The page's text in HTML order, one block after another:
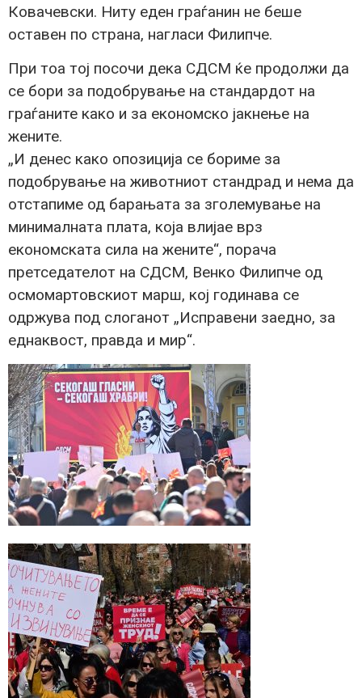
Ковачевски. Ниту еден граѓанин не беше
оставен по страна, нагласи Филипче.
При тоа тој посочи дека СДСМ ќе продолжи да
се бори за подобрување на стандардот на
граѓаните како и за економско јакнење на
жените.
„И денес како опозиција се бориме за
подобрување на животниот стандрад и нема да
отстапиме од барањата за зголемување на
минималната плата, која влијае врз
економската сила на жените“, порача
претседателот на СДСМ, Венко Филипче од
осмомартовскиот марш, кој годинава се
одржува под слоганот „Исправени заедно, за
еднаквост, правда и мир“.